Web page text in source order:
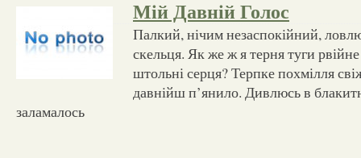
Мій Давній Голос
Палкий, нічим незаспокійний,
скельця. Як же ж я терня туги
штольні серця? Терпке похмілля
давнійш п’янило. Дивлюсь в
заламалось